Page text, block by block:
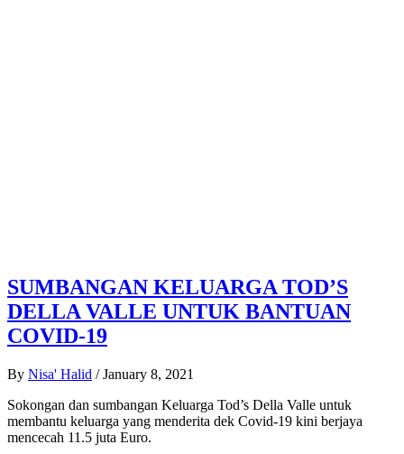
SUMBANGAN KELUARGA TOD’S
DELLA VALLE UNTUK BANTUAN
COVID-19
By Nisa' Halid / January 8, 2021
Sokongan dan sumbangan Keluarga Tod’s Della Valle untuk
membantu keluarga yang menderita dek Covid-19 kini berjaya
mencecah 11.5 juta Euro.